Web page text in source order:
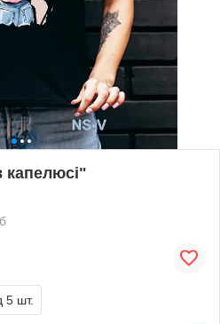
капелюсі"
5 шт.